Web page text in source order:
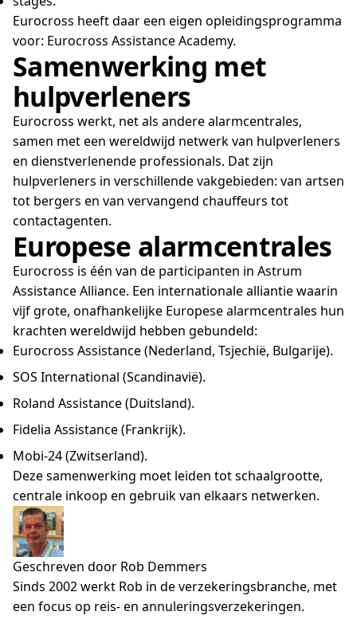
Eurocross heeft daar een eigen opleidingsprogramma
voor: Eurocross Assistance Academy.
Samenwerking met
hulpverleners
Eurocross werkt, net als andere alarmcentrales,
samen met een wereldwijd netwerk van hulpverleners
en dienstverlenende professionals. Dat zijn
hulpverleners in verschillende vakgebieden: van artsen
tot bergers en van vervangend chauffeurs tot
contactagenten.
Europese alarmcentrales
Eurocross is één van de participanten in Astrum
Assistance Alliance. Een internationale alliantie waarin
vijf grote, onafhankelijke Europese alarmcentrales hun
krachten wereldwijd hebben gebundeld:
Eurocross Assistance (Nederland, Tsjechië, Bulgarije).
SOS International (Scandinavië).
Roland Assistance (Duitsland).
Fidelia Assistance (Frankrijk).
Mobi-24 (Zwitserland).
Deze samenwerking moet leiden tot schaalgrootte,
centrale inkoop en gebruik van elkaars netwerken.
Geschreven door Rob Demmers
Sinds 2002 werkt Rob in de verzekeringsbranche, met
een focus op reis- en annuleringsverzekeringen.